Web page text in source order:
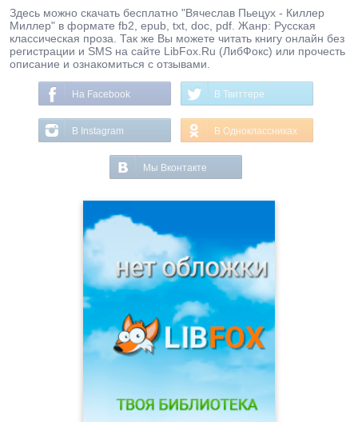
Здесь можно скачать бесплатно "Вячеслав Пьецух - Киллер
Миллер" в формате fb2, epub, txt, doc, pdf. Жанр: Русская
классическая проза. Так же Вы можете читать книгу онлайн без
регистрации и SMS на сайте LibFox.Ru (ЛибФокс) или прочесть
описание и ознакомиться с отзывами.
На Facebook В Твиттере
В Instagram В Одноклассниках
Мы Вконтакте